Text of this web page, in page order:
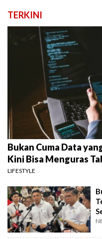
TERKINI
Bukan Cuma Data
Kini Bisa Menguras
LIFESTYLE